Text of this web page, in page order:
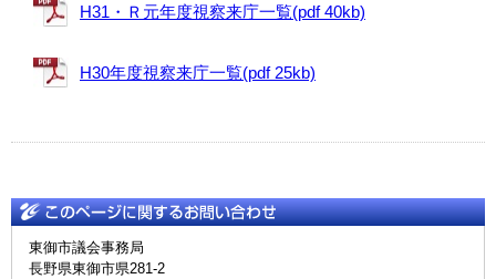
H31・Ｒ元年度視察来庁一覧(pdf 40kb)
H30年度視察来庁一覧(pdf 25kb)
東御市議会事務局
長野県東御市県281-2